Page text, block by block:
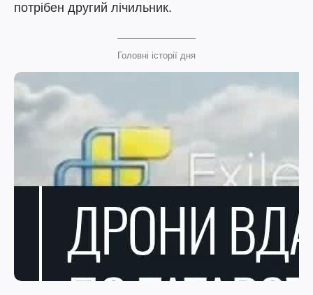
потрібен другий лічильник.
Головні історії дня